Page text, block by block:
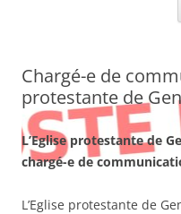
Chargé-e de
protestante de
L’Eglise protestante de
chargé-e de
L’Eglise protestante de